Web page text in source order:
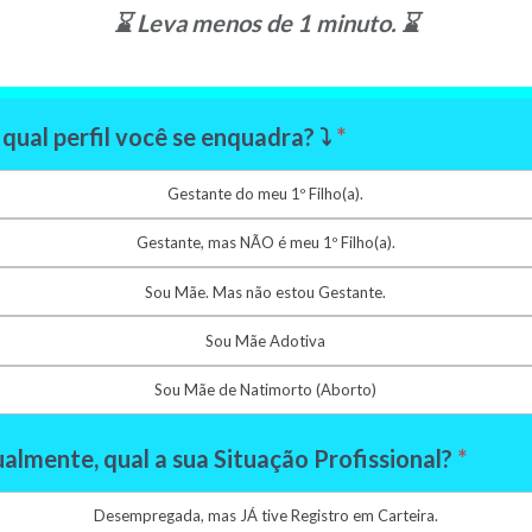
⌛ Leva menos de 1 minuto. ⌛
qual perfil você se enquadra? ⤵️ *
Gestante do meu 1º Filho(a).
Gestante, mas NÃO é meu 1º Filho(a).
Sou Mãe. Mas não estou Gestante.
Sou Mãe Adotiva
Sou Mãe de Natimorto (Aborto)
qual a sua Situação Profissional? *
Desempregada, mas JÁ tive Registro em Carteira.